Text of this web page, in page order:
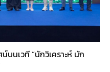
นเวที “นักวิเคราะห์ นัก